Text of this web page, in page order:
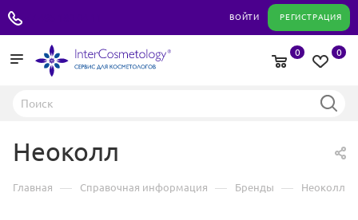
ВОЙТИ РЕГИСТРАЦИЯ
0
0
Неоколл
Главная — Справочная информация — Бренды — Неоколл